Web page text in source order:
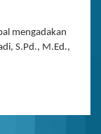
mengadakan
S.Pd., M.Ed.,